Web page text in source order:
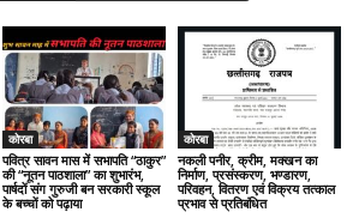
कोरबा
पवित्र सावन मास में सभापति “ठाकुर”
की “नूतन पाठशाला” का शुभारंभ,
पार्षदों संग गुरुजी बन सरकारी स्कूल
के बच्चों को पढ़ाया
कोरबा
नकली पनीर, क्रीम, मक्खन का
निर्माण, प्रसंस्करण, भण्डारण,
परिवहन, वितरण एवं विक्रय तत्काल
प्रभाव से प्रतिबंधित